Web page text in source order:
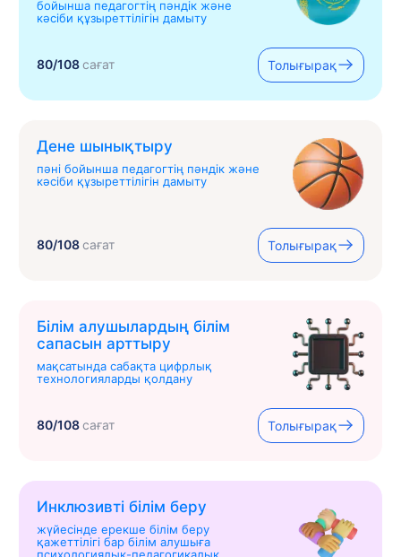
бойынша педагогтің пәндік және
кәсіби құзыреттілігін дамыту
80/108сағат Толығырақ
Дене шынықтыру
пәні бойынша педагогтің пәндік және
кәсіби құзыреттілігін дамыту
80/108сағат Толығырақ
Білім алушылардың білім
сапасын арттыру
мақсатында сабақта цифрлық
технологияларды қолдану
80/108сағат Толығырақ
Инклюзивті білім беру
жүйесінде ерекше білім беру
қажеттілігі бар білім алушыға